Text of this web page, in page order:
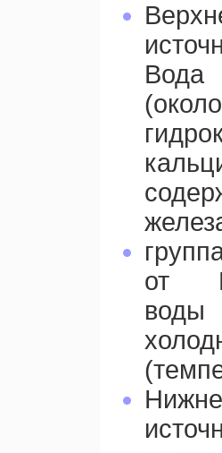
от
воды